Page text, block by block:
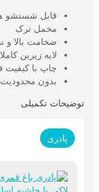
قابل شستشو
مخمل ترک
ضخامت بالا و
لایه زیرین
چاپ با کیفیت
بدون
توضیحات تکمیلی
پادری